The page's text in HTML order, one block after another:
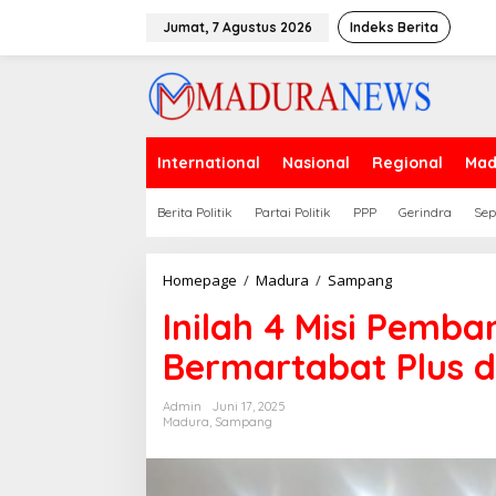
Jumat, 7 Agustus 2026 Indeks Berita
International Nasional Regional
Berita Politik Partai Politik PPP Gerindra
Homepage / Madura / SampangInilah
Misi
Pembangunan
Sampang
Hebat
RPJMD
Inilah 4 Misi
Bermartabat Plus
Admin
Juni 17, 2025
Madura, Sampang